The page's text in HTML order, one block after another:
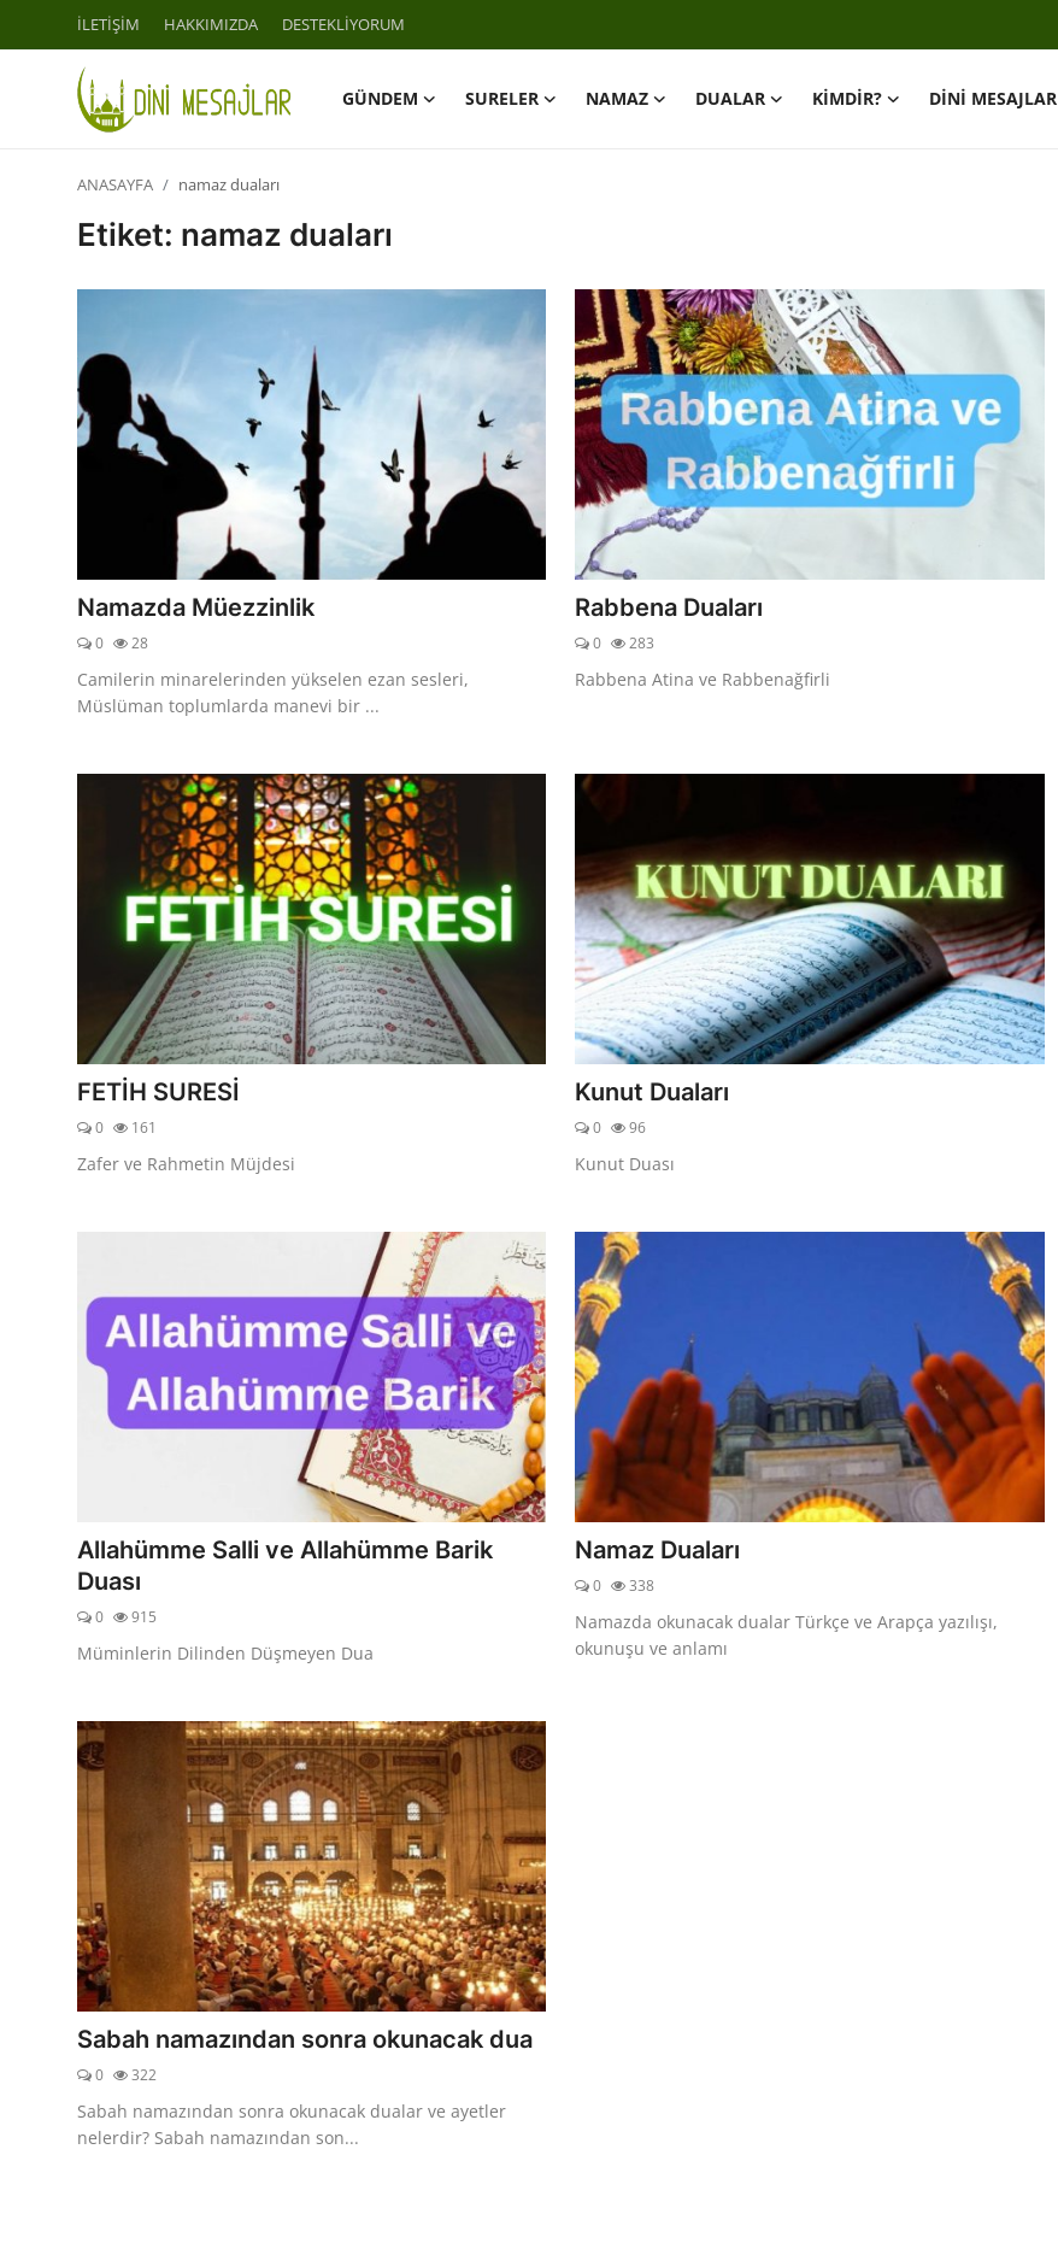
İLETİŞİM HAKKIMIZDA DESTEKLİYORUM
GÜNDEM SURELER NAMAZ DUALAR KİMDİR? DİNİ MESAJLAR
Giriş
DESTEKLİYORUM
SURELER
KİMDİR?
DİNİ MESAJLAR
DİNİ BİLGİLER
ANASAYFA namaz duaları
Etiket: namaz duaları
Namazda Müezzinlik
0 28
Camilerin minarelerinden yükselen ezan sesleri,
Müslüman toplumlarda manevi bir ...
Rabbena Duaları
0 283
Rabbena Atina ve Rabbenağfirli
FETİH SURESİ
0 161
Zafer ve Rahmetin Müjdesi
Kunut Duaları
0 96
Kunut Duası
Allahümme Salli ve Allahümme Barik
Duası
0 915
Müminlerin Dilinden Düşmeyen Dua
Namaz Duaları
0 338
Namazda okunacak dualar Türkçe ve Arapça yazılışı,
okunuşu ve anlamı
Sabah namazından sonra okunacak dua
0 322
Sabah namazından sonra okunacak dualar ve ayetler
nelerdir? Sabah namazından son...